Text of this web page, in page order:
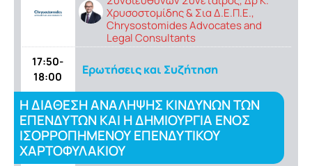
Χρυσοστομίδης & Σια Δ.Ε.Π.Ε.,
Chrysostomides Advocates and
Legal Consultants
17:50-
18:00
Ερωτήσεις και Συζήτηση
Η ΔΙΑΘΕΣΗ ΑΝΑΛΗΨΗΣ ΚΙΝΔΥΝΩΝ ΤΩΝ
ΕΠΕΝΔΥΤΩΝ ΚΑΙ Η ΔΗΜΙΟΥΡΓΙΑ ΕΝΟΣ
ΙΣΟΡΡΟΠΗΜΕΝΟΥ ΕΠΕΝΔΥΤΙΚΟΥ
ΧΑΡΤΟΦΥΛΑΚΙΟΥ